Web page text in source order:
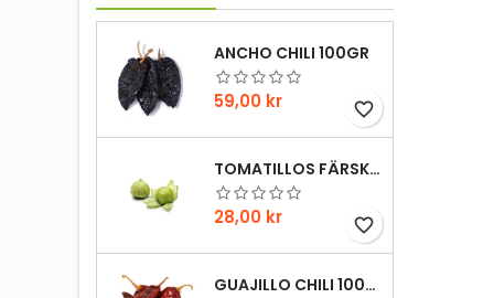
ANCHO CHILI 100GR
Pris
59,00 kr favorite_border
TOMATILLOS FÄRSKA 1HG
Pris
28,00 kr favorite_border
GUAJILLO CHILI 100GR